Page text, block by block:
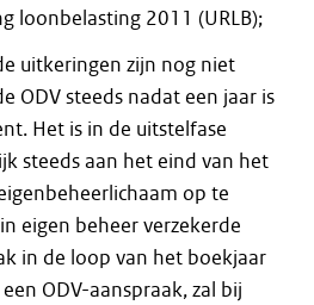
loonbelasting 2011 (URLB);
uitkeringen zijn nog niet
ODV steeds nadat een jaar is
Het is in de uitstelfase
steeds aan het eind van het
op te
eigen beheer verzekerde
in de loop van het boekjaar
ODV-aanspraak, zal bij